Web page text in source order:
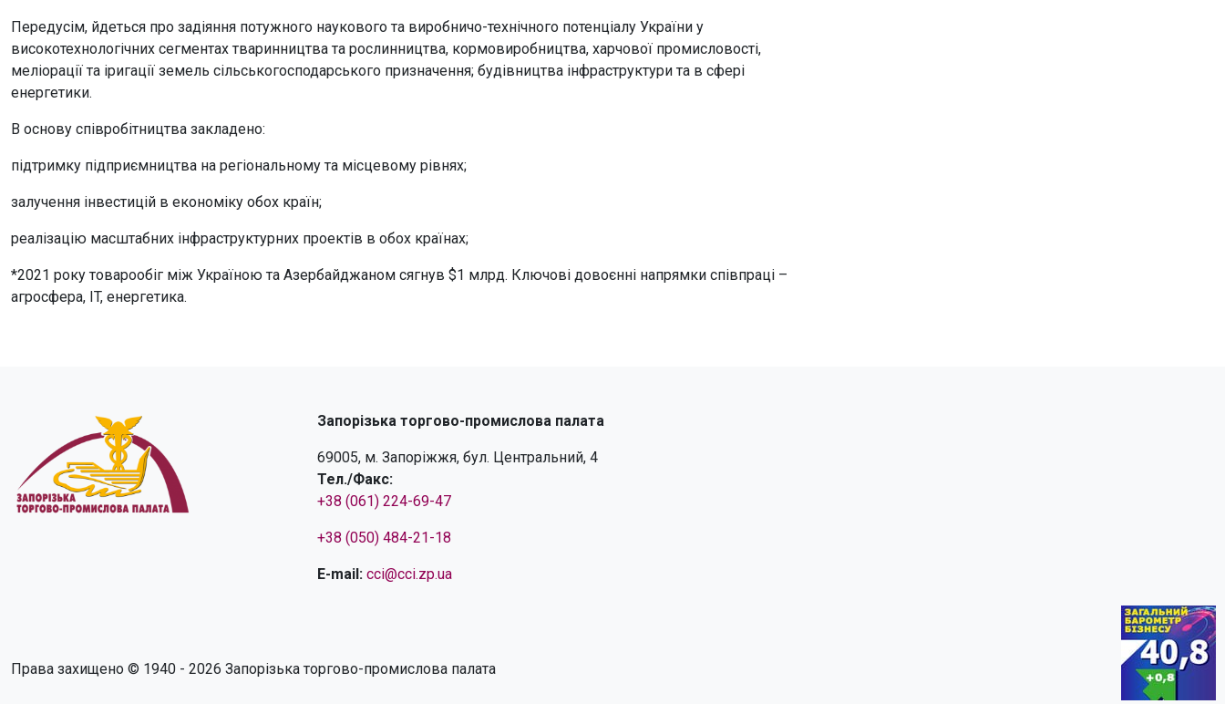
Передусім, йдеться про задіяння потужного наукового та виробничо-технічного потенціалу України у
високотехнологічних сегментах тваринництва та рослинництва, кормовиробництва, харчової промисловості,
меліорації та іригації земель сільськогосподарського призначення; будівництва інфраструктури та в сфері
енергетики.
В основу співробітництва закладено:
підтримку підприємництва на регіональному та місцевому рівнях;
залучення інвестицій в економіку обох країн;
реалізацію масштабних інфраструктурних проектів в обох країнах;
*2021 року товарообіг між Україною та Азербайджаном сягнув $1 млрд. Ключові довоєнні напрямки співпраці –
агросфера, IT, енергетика.
Запорізька торгово-промислова палата
69005, м. Запоріжжя, бул. Центральний, 4
Тел./Факс:
+38 (061) 224-69-47
+38 (050) 484-21-18
E-mail: cci@cci.zp.ua
Права захищено © 1940 - 2026 Запорізька торгово-промислова палата